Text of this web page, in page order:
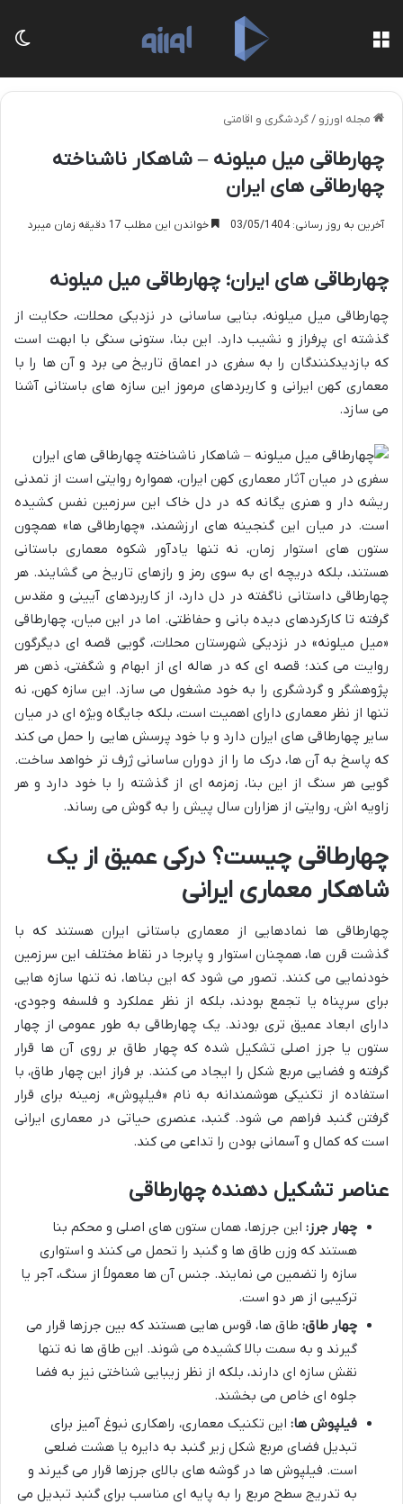
مجله اورزو /گردشگری و اقامتی
چهارطاقی میل میلونه – شاهکار ناشناخته
چهارطاقی های ایران
آخرین به روز رسانی: 03/05/1404 خواندن این مطلب 17 دقیقه زمان میبرد
چهارطاقی های ایران؛ چهارطاقی میل میلونه
چهارطاقی میل میلونه، بنایی ساسانی در نزدیکی محلات، حکایت از
گذشته ای پرفراز و نشیب دارد. این بنا، ستونی سنگی با ابهت است
که بازدیدکنندگان را به سفری در اعماق تاریخ می برد و آن ها را با
معماری کهن ایرانی و کاربردهای مرموز این سازه های باستانی آشنا
می سازد.
سفری در میان آثار معماری کهن ایران، همواره روایتی است از تمدنی
ریشه دار و هنری یگانه که در دل خاک این سرزمین نفس کشیده
است. در میان این گنجینه های ارزشمند، «چهارطاقی ها» همچون
ستون های استوار زمان، نه تنها یادآور شکوه معماری باستانی
هستند، بلکه دریچه ای به سوی رمز و رازهای تاریخ می گشایند. هر
چهارطاقی داستانی ناگفته در دل دارد، از کاربردهای آیینی و مقدس
گرفته تا کارکردهای دیده بانی و حفاظتی. اما در این میان، چهارطاقی
«میل میلونه» در نزدیکی شهرستان محلات، گویی قصه ای دیگرگون
روایت می کند؛ قصه ای که در هاله ای از ابهام و شگفتی، ذهن هر
پژوهشگر و گردشگری را به خود مشغول می سازد. این سازه کهن، نه
تنها از نظر معماری دارای اهمیت است، بلکه جایگاه ویژه ای در میان
سایر چهارطاقی های ایران دارد و با خود پرسش هایی را حمل می کند
که پاسخ به آن ها، درک ما را از دوران ساسانی ژرف تر خواهد ساخت.
گویی هر سنگ از این بنا، زمزمه ای از گذشته را با خود دارد و هر
زاویه اش، روایتی از هزاران سال پیش را به گوش می رساند.
چهارطاقی چیست؟ درکی عمیق از یک
شاهکار معماری ایرانی
چهارطاقی ها نمادهایی از معماری باستانی ایران هستند که با
گذشت قرن ها، همچنان استوار و پابرجا در نقاط مختلف این سرزمین
خودنمایی می کنند. تصور می شود که این بناها، نه تنها سازه هایی
برای سرپناه یا تجمع بودند، بلکه از نظر عملکرد و فلسفه وجودی،
دارای ابعاد عمیق تری بودند. یک چهارطاقی به طور عمومی از چهار
ستون یا جرز اصلی تشکیل شده که چهار طاق بر روی آن ها قرار
گرفته و فضایی مربع شکل را ایجاد می کنند. بر فراز این چهار طاق، با
استفاده از تکنیکی هوشمندانه به نام «فیلپوش»، زمینه برای قرار
گرفتن گنبد فراهم می شود. گنبد، عنصری حیاتی در معماری ایرانی
است که کمال و آسمانی بودن را تداعی می کند.
عناصر تشکیل دهنده چهارطاقی
چهار جرز: این جرزها، همان ستون های اصلی و محکم بنا
هستند که وزن طاق ها و گنبد را تحمل می کنند و استواری
سازه را تضمین می نمایند. جنس آن ها معمولاً از سنگ، آجر یا
ترکیبی از هر دو است.
چهار طاق: طاق ها، قوس هایی هستند که بین جرزها قرار می
گیرند و به سمت بالا کشیده می شوند. این طاق ها نه تنها
نقش سازه ای دارند، بلکه از نظر زیبایی شناختی نیز به فضا
جلوه ای خاص می بخشند.
فیلپوش ها: این تکنیک معماری، راهکاری نبوغ آمیز برای
تبدیل فضای مربع شکل زیر گنبد به دایره یا هشت ضلعی
است. فیلپوش ها در گوشه های بالای جرزها قرار می گیرند و
به تدریج سطح مربع را به پایه ای مناسب برای گنبد تبدیل می